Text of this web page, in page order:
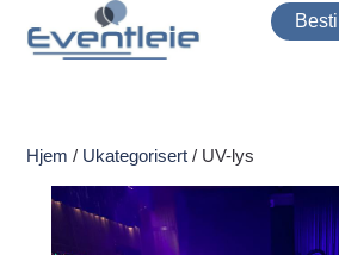
Bestill
Hjem / Ukategorisert / UV-lys